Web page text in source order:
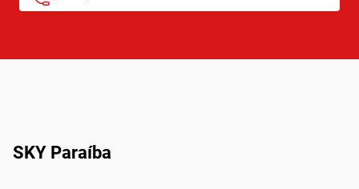
SKY Paraíba